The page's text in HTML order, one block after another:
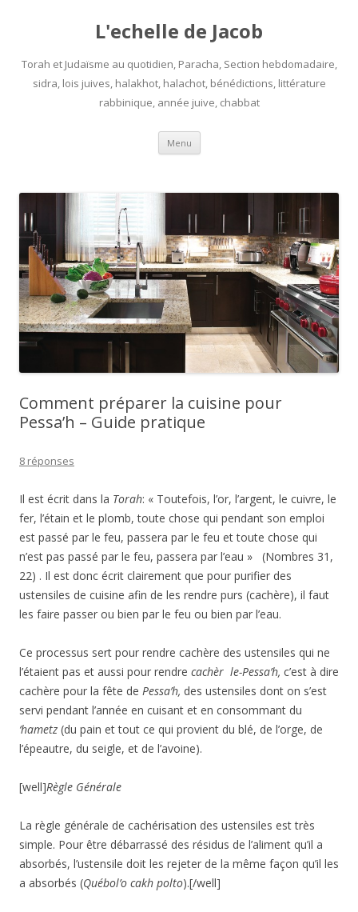
L'echelle de Jacob
Torah et Judaïsme au quotidien, Paracha, Section hebdomadaire,
sidra, lois juives, halakhot, halachot, bénédictions, littérature
rabbinique, année juive, chabbat
Menu Aller
contenu
Comment préparer la cuisine pour
Pessa’h – Guide pratique
8 réponses
Il est écrit dans la Torah: « Toutefois, l’or, l’argent, le cuivre, le
fer, l’étain et le plomb, toute chose qui pendant son emploi
est passé par le feu, passera par le feu et toute chose qui
n’est pas passé par le feu, passera par l’eau » (Nombres 31,
22) . Il est donc écrit clairement que pour purifier des
ustensiles de cuisine afin de les rendre purs (cachère), il faut
les faire passer ou bien par le feu ou bien par l’eau.
Ce processus sert pour rendre cachère des ustensiles qui ne
l’étaient pas et aussi pour rendre cachèr le-Pessa’h, c’est à dire
cachère pour la fête de Pessa’h, des ustensiles dont on s’est
servi pendant l’année en cuisant et en consommant du
‘hametz (du pain et tout ce qui provient du blé, de l’orge, de
l’épeautre, du seigle, et de l’avoine).
[well]Règle Générale
La règle générale de cachérisation des ustensiles est très
simple. Pour être débarrassé des résidus de l’aliment qu’il a
absorbés, l’ustensile doit les rejeter de la même façon qu’il les
a absorbés (Québol’o cakh polto).[/well]